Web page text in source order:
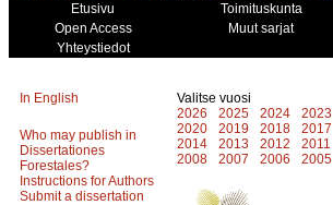
Etusivu
Toimituskunta
Open Access
Muut sarjat
Yhteystiedot
In English
Who may publish in
Dissertationes
Forestales?
Instructions for Authors
Submit a dissertation
Valitse vuosi
2026
2025 2024 2023
2020
2019 2018 2017
2014
2013 2012 2011
2008
2007 2006 2005